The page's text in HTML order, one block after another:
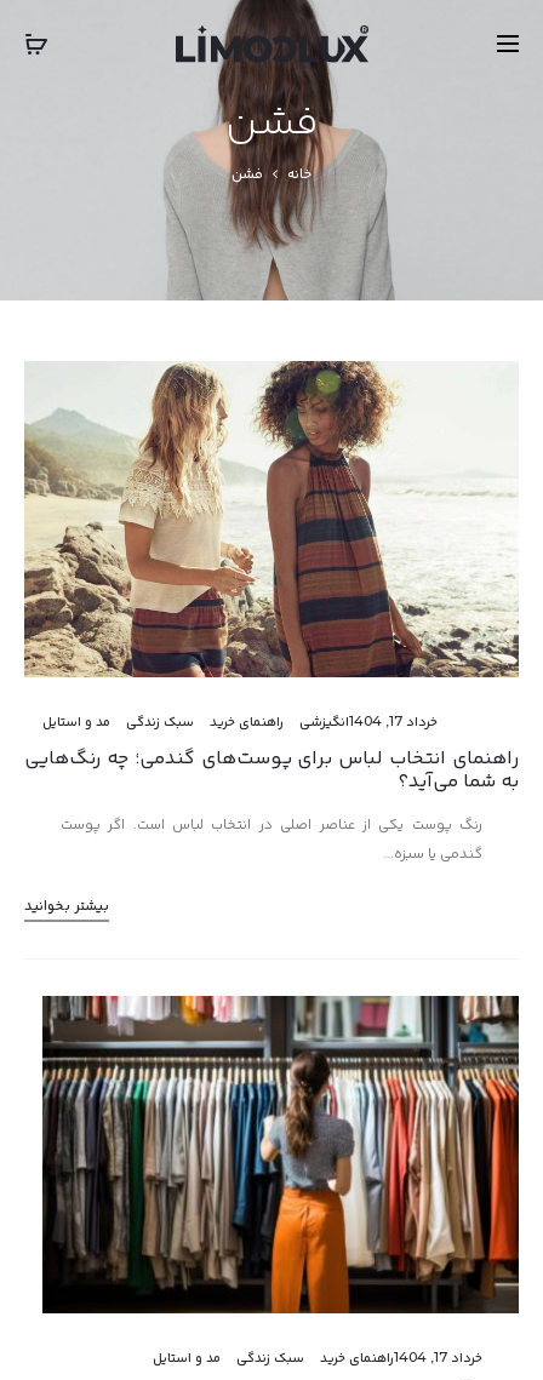
بستن
‎‎ ‎ International Express Shipping: 5-7 Business Days
فشن
خانه فشن
خرداد 17, 1404 انگیزشی راهنمای خرید سبک زندگی مد و استایل
راهنمای انتخاب لباس برای پوست‌های گندمی؛ چه رنگ‌هایی
به شما می‌آید؟
رنگ پوست یکی از عناصر اصلی در انتخاب لباس است. اگر پوست
گندمی یا سبزه…
بیشتر بخوانید
خرداد 17, 1404 راهنمای خرید سبک زندگی مد و استایل